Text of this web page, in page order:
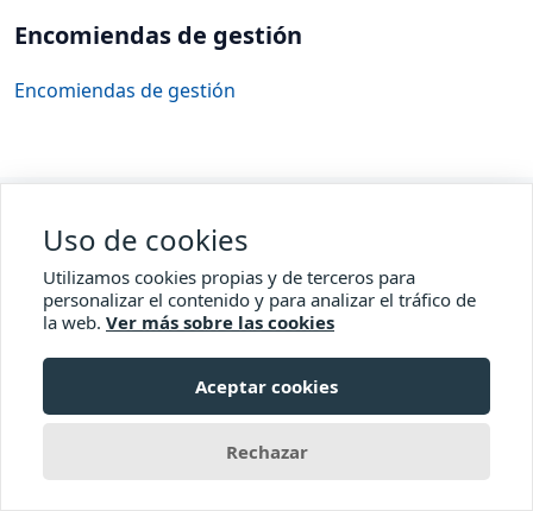
Encomiendas de gestión
Encomiendas de gestión
Web Oficial del Ayuntamiento
Accesibilidad
Comisionado de Transparencia
Transparencia Canaria
Uso de cookies
Utilizamos cookies propias y de terceros para
personalizar el contenido y para analizar el tráfico de
la web. Ver más sobre las cookies
Aceptar cookies
Rechazar